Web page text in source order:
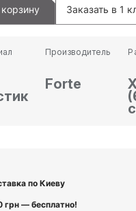
Заказать в 1
Производитель
Forte
по Киеву
грн — бесплатно!